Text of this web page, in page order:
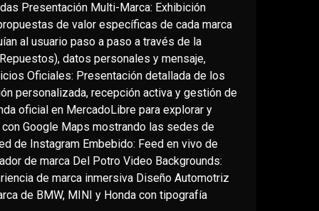
Presentación Multi-Marca: Exhibición
de valor específicas de cada marca
al usuario paso a paso a través de la
datos personales y mensaje,
Oficiales: Presentación detallada de los
personalizada, recepción activa y gestión de
oficial en MercadoLibre para explorar y
Google Maps mostrando las sedes de
de Instagram Embebido: Feed en vivo de
de marca Del Potro Video Backgrounds:
de marca inmersiva Diseño Automotriz
de BMW, MINI y Honda con tipografía